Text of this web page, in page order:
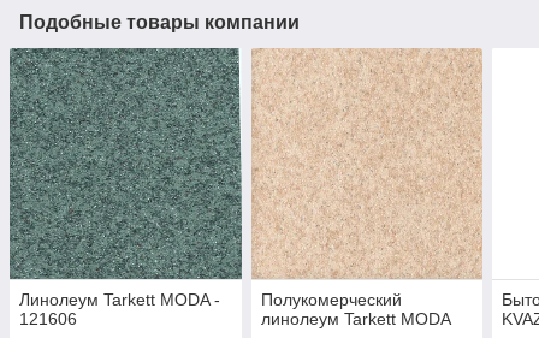
Подобные товары компании
Линолеум Tarkett MODA -
121606
Полукомерческий
линолеум Tarkett MODA